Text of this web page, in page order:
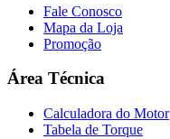
Fale Conosco
Mapa da Loja
Promoção
Área Técnica
Calculadora do Motor
Tabela de Torque